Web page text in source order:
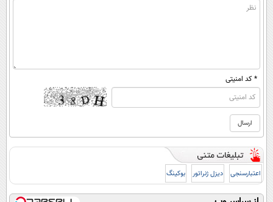
* کد امنیتی
اعتبارسنجی دیزل ژنراتور بوکینگ